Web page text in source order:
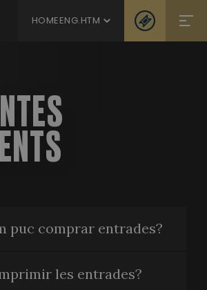
HOMEENG.HTM
puc comprar entrades?
les entrades?